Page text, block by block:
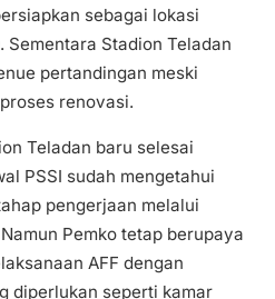
sebagai lokasi
Sementara Stadion Teladan
pertandingan meski
renovasi.
Teladan baru selesai
PSSI sudah mengetahui
pengerjaan melalui
Pemko tetap berupaya
AFF dengan
diperlukan seperti kamar